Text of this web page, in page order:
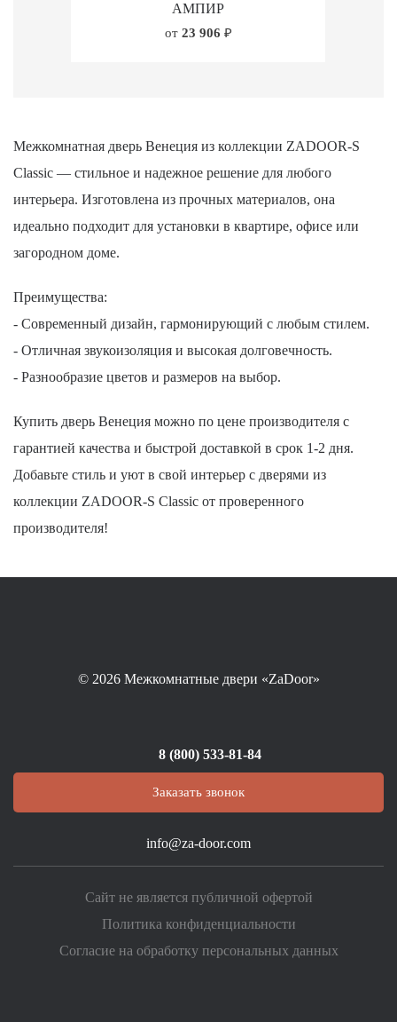
АМПИР
от 23 906 ₽
Межкомнатная дверь Венеция из коллекции ZADOOR-S
Classic — стильное и надежное решение для любого
интерьера. Изготовлена из прочных материалов, она
идеально подходит для установки в квартире, офисе или
загородном доме.
Преимущества:
- Современный дизайн, гармонирующий с любым стилем.
- Отличная звукоизоляция и высокая долговечность.
- Разнообразие цветов и размеров на выбор.
Купить дверь Венеция можно по цене производителя с
гарантией качества и быстрой доставкой в срок 1-2 дня.
Добавьте стиль и уют в свой интерьер с дверями из
коллекции ZADOOR-S Classic от проверенного
производителя!
© 2026Межкомнатные двери «ZaDoor»
8 (800) 533-81-84
Заказать звонок
info@za-door.com
Сайт не является публичной офертой
Политика конфиденциальности
Согласие на обработку персональных данных